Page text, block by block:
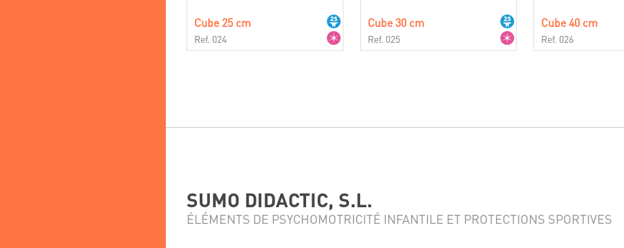
Cube 25 cm
Ref. 024
Cube 30 cm
Ref. 025
Cube 40 cm
Ref. 026
SUMO DIDACTIC, S.L.
ÉLÉMENTS DE PSYCHOMOTRICITÉ INFANTILE ET PROTECTIONS SPORTIVES